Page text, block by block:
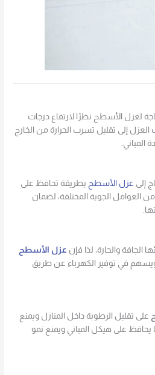
لعزل الأسطح نظرًا لارتفاع درجات
العزل إلى تقليل تسرب الحرارة من الخارج
المباني.
إلى عزل الأسطح بطريقة تحافظ على
من العوامل الجوية المختلفة، لضمان
الجافة والحارة، لذا فإن عزل الأسطح
ويسهم في توفير الكهرباء عن طريق
على تقليل الرطوبة داخل المنازل ويمنع
يحافظ على هيكل المباني ويمنع نمو